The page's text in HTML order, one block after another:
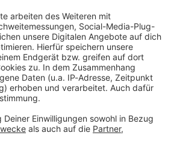
Kontaktformular
Sprachnachricht
© dpa-infocom, dpa:260604-930-173307/6